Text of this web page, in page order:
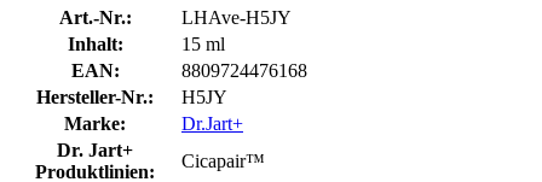
Art.-Nr.:
LHAve-H5JY
Inhalt:
15 ml
EAN:
8809724476168
Hersteller-Nr.:
H5JY
Marke:
Dr.Jart+
Dr. Jart+
Produktlinien:
Cicapair™